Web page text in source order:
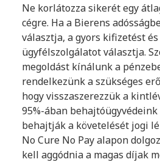
Ne korlátozza sikerét egy
cégre. Ha a Bierens
választja, a gyors kifizetést
ügyfélszolgálatot választja.
megoldást kínálunk a
rendelkezünk a szükséges
hogy visszaszerezzük a
95%-ában
behajtják a követelését jogi
No Cure No Pay alapon
kell aggódnia a magas díjak